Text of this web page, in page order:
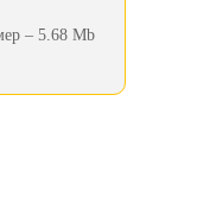
– 5.68 Mb